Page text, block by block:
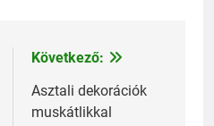
Következő:
Asztali dekorációk
muskátlikkal